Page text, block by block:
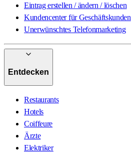
Eintrag erstellen / ändern / löschen
Kundencenter für Geschäftskunden
Unerwünschtes Telefonmarketing
Entdecken
Restaurants
Hotels
Coiffeure
Ärzte
Elektriker